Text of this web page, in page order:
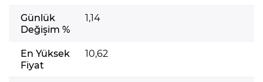
Günlük
Değişim %
1,14
En Yüksek
Fiyat
10,62